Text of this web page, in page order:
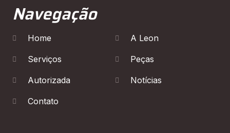
Navegação
Home A Leon
Serviços Peças
Autorizada Notícias
Contato